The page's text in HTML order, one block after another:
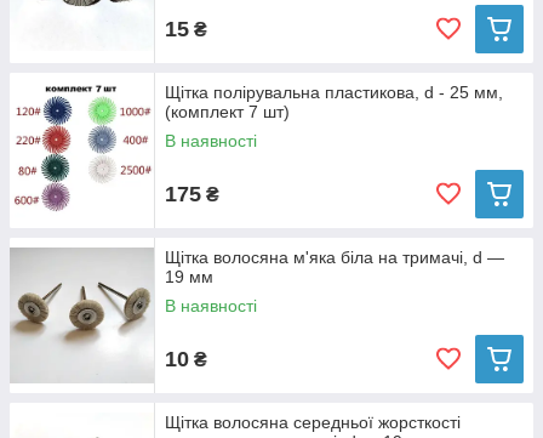
15 ₴
Щітка полірувальна пластикова, d - 25 мм,
(комплект 7 шт)
В наявності
175 ₴
Щітка волосяна м'яка біла на тримачі, d —
19 мм
В наявності
10 ₴
Щітка волосяна середньої жорсткості